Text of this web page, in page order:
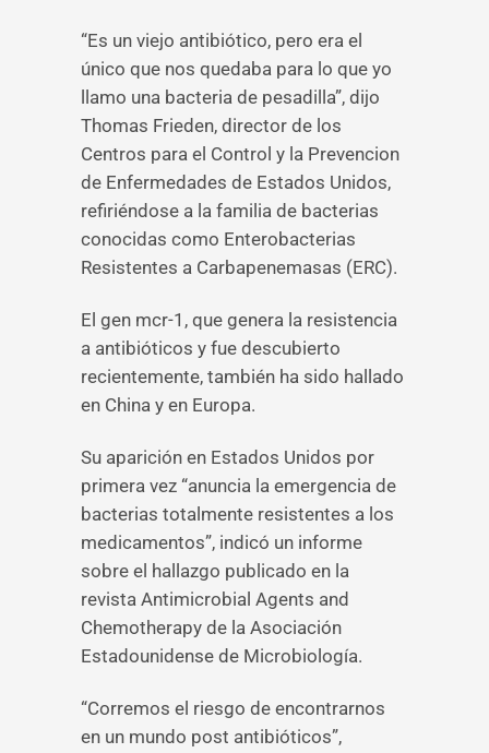
“Es un viejo antibiótico, pero era el
único que nos quedaba para lo que yo
llamo una bacteria de pesadilla”, dijo
Thomas Frieden, director de los
Centros para el Control y la Prevencion
de Enfermedades de Estados Unidos,
refiriéndose a la familia de bacterias
conocidas como Enterobacterias
Resistentes a Carbapenemasas (ERC).
El gen mcr-1, que genera la resistencia
a antibióticos y fue descubierto
recientemente, también ha sido hallado
en China y en Europa.
Su aparición en Estados Unidos por
primera vez “anuncia la emergencia de
bacterias totalmente resistentes a los
medicamentos”, indicó un informe
sobre el hallazgo publicado en la
revista Antimicrobial Agents and
Chemotherapy de la Asociación
Estadounidense de Microbiología.
“Corremos el riesgo de encontrarnos
en un mundo post antibióticos”,